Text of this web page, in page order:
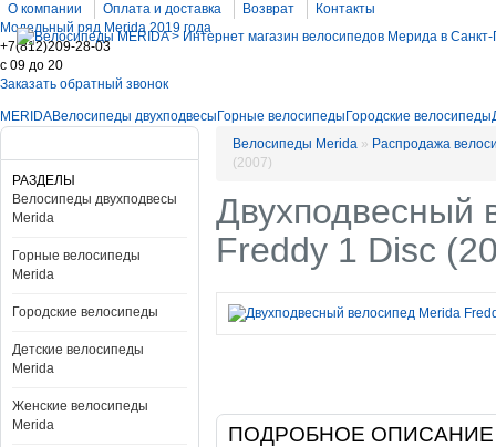
О компании Оплата и доставка Возврат
Контакты
Модельный ряд Merida 2019 года
+7(812)209-28-03
c 09 до 20
Заказать обратный звонок
MERIDAВелосипеды двухподвесы Горные велосипеды Городские велосипеды
РАЗДЕЛЫ
Велосипеды двухподвесы
Merida
Горные велосипеды
Merida
Городские велосипеды
Детские велосипеды
Merida
Женские велосипеды
Merida
Велосипеды Merida » Распродажа
(2007)
Двухподвесный
Freddy 1 Disc
ПОДРОБНОЕ ОПИСАНИЕ